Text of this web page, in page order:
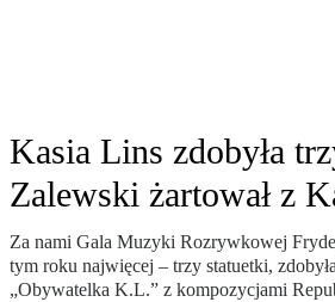
Kasia Lins zdobyła
Zalewski żartował z
Za nami Gala Muzyki Rozrywkowej
tym roku najwięcej – trzy statuetki,
„Obywatelka K.L.” z kompozycjami